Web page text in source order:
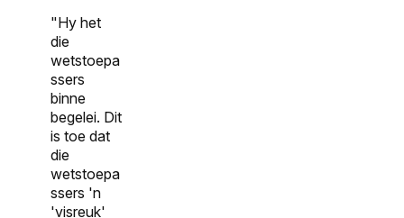
"Hy het
die
wetstoepa
ssers
binne
begelei. Dit
is toe dat
die
wetstoepa
ssers 'n
'visreuk'